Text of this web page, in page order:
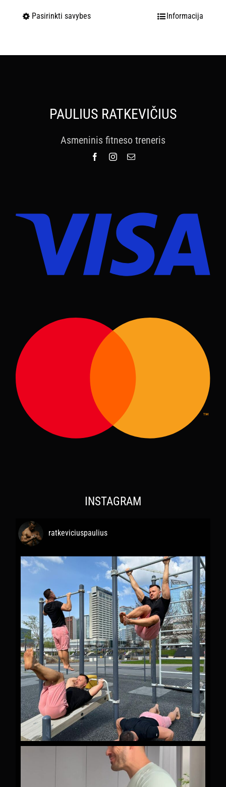
Pasirinkti savybes Informacija
PAULIUS RATKEVIČIUS
Asmeninis fitneso treneris
INSTAGRAM
ratkeviciuspaulius